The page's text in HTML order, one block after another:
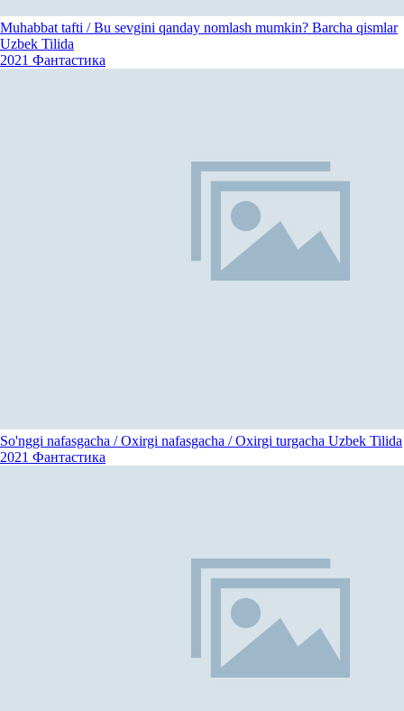
Muhabbat tafti / Bu sevgini qanday nomlash mumkin? Barcha qismlar
Uzbek Tilida
2021 Фантастика
So'nggi nafasgacha / Oxirgi nafasgacha / Oxirgi turgacha Uzbek Tilida
2021 Фантастика